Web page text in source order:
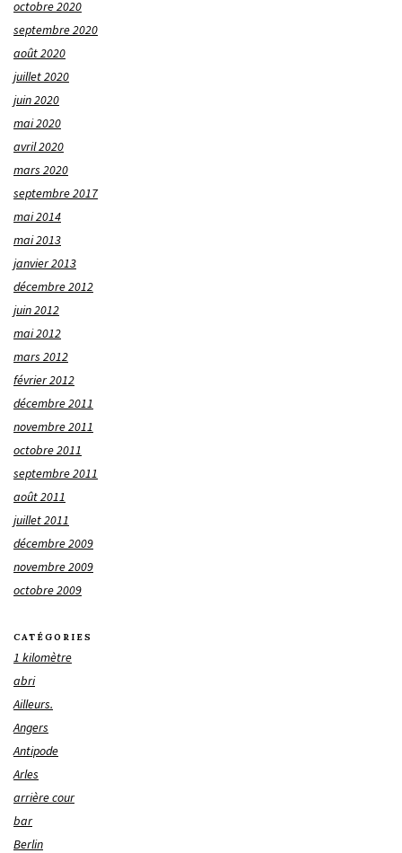
octobre 2020
septembre 2020
août 2020
juillet 2020
juin 2020
mai 2020
avril 2020
mars 2020
septembre 2017
mai 2014
mai 2013
janvier 2013
décembre 2012
juin 2012
mai 2012
mars 2012
février 2012
décembre 2011
novembre 2011
octobre 2011
septembre 2011
août 2011
juillet 2011
décembre 2009
novembre 2009
octobre 2009
CATÉGORIES
1 kilomètre
abri
Ailleurs.
Angers
Antipode
Arles
arrière cour
bar
Berlin